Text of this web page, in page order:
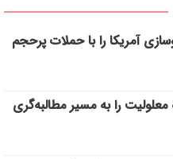
آمریکا را با حملات پرحجم‌‌
معلولیت را به مسیر مطالبه‌گری